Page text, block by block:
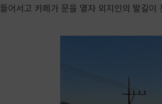
들어서고 카페가 문을 열자 외지인의 발길이